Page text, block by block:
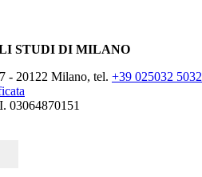
STUDI DI MILANO
- 20122 Milano, tel. +39 025032 5032
03064870151